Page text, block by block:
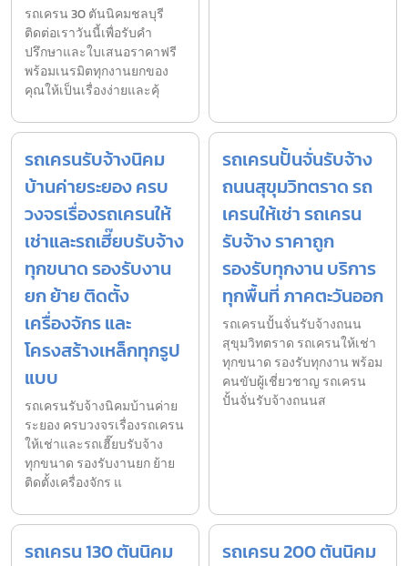
รถเครน 30 ตันนิคมชลบุรี
ติดต่อเราวันนี้เพื่อรับคำ
ปรึกษาและใบเสนอราคาฟรี
พร้อมเนรมิตทุกงานยกของ
คุณให้เป็นเรื่องง่ายและคุ้
รถเครนรับจ้างนิคม
บ้านค่ายระยอง ครบ
วงจรเรื่องรถเครนให้
เช่าและรถเฮี๊ยบรับจ้าง
ทุกขนาด รองรับงาน
ยก ย้าย ติดตั้ง
เครื่องจักร และ
โครงสร้างเหล็กทุกรูป
แบบ
รถเครนรับจ้างนิคมบ้านค่าย
ระยอง ครบวงจรเรื่องรถเครน
ให้เช่าและรถเฮี๊ยบรับจ้าง
ทุกขนาด รองรับงานยก ย้าย
ติดตั้งเครื่องจักร แ
รถเครนปั้นจั่นรับจ้าง
ถนนสุขุมวิทตราด รถ
เครนให้เช่า รถเครน
รับจ้าง ราคาถูก
รองรับทุกงาน บริการ
ทุกพื้นที่ ภาคตะวันออก
รถเครนปั้นจั่นรับจ้างถนน
สุขุมวิทตราด รถเครนให้เช่า
ทุกขนาด รองรับทุกงาน พร้อม
คนขับผู้เชี่ยวชาญ รถเครน
ปั้นจั่นรับจ้างถนนส
รถเครน 130 ตันนิคม
รถเครน 200 ตันนิคม